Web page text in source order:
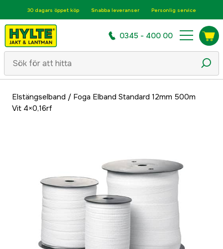
30 dagars öppet köp Snabba leveranser Personlig service
0345 - 400 00
Elstängselband / Foga Elband Standard 12mm 500m
Vit 4×0,16rf